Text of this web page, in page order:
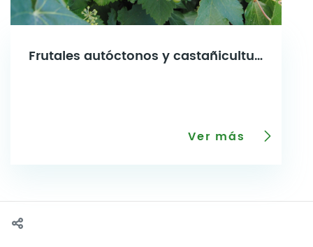
Frutales autóctonos y castañicultura
Ver más